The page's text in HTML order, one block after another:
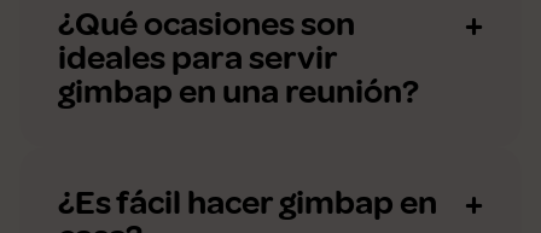
¿Qué ocasiones son
ideales para servir
gimbap en una reunión?
¿Es fácil hacer gimbap en